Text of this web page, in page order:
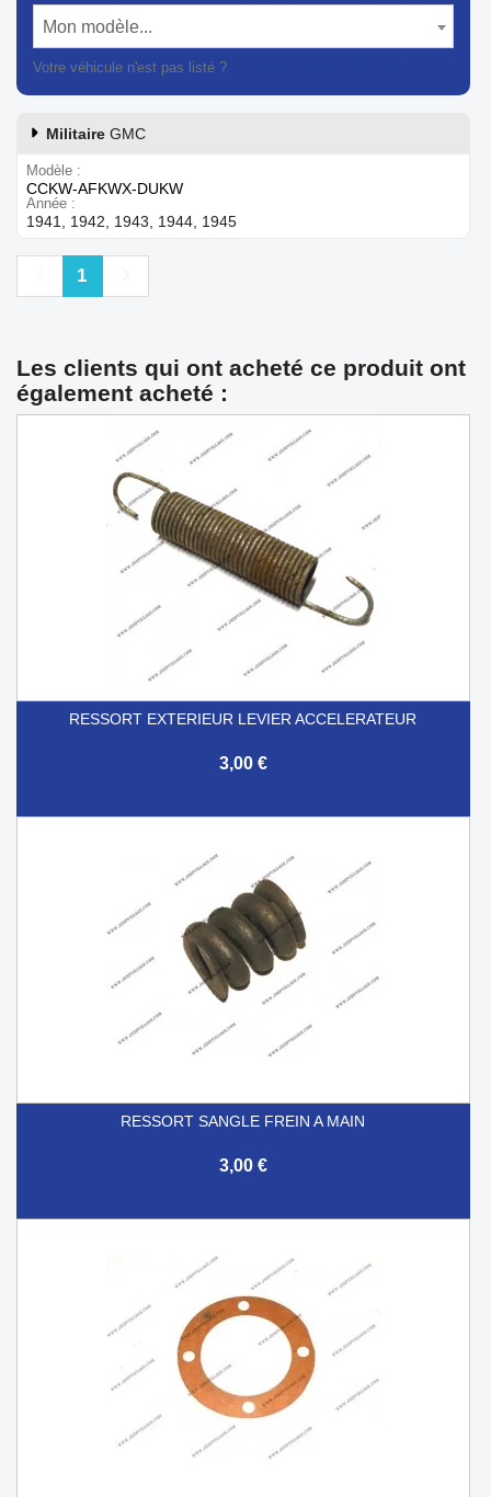
Mon modèle...
Votre véhicule n'est pas listé ?
Militaire GMC
Modèle
CCKW-AFKWX-DUKW
Année
1941, 1942, 1943, 1944, 1945
Précédent
1
Les clients qui ont acheté ce produit ont
également acheté :
RESSORT EXTERIEUR LEVIER ACCELERATEUR
3,00 €
RESSORT SANGLE FREIN A MAIN
3,00 €